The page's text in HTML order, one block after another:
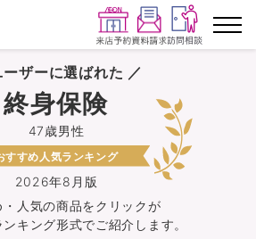
ングから探す
比較する
社から探す
カード会員さま専用保険
ーザーに選ばれた ／
2026年8月版
47歳男性
終身保険
すすめ人気ランキング
人気の商品をクリックが
キング形式でご紹介します。